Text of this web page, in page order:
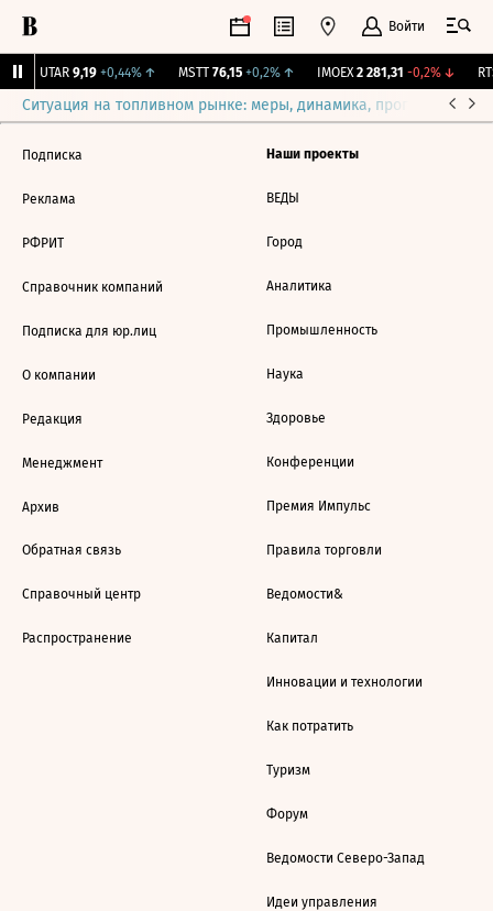
Войти
UTAR 9,19 +0,44%↑ MSTT 76,15 +0,2%↑ IMOEX 2 281,31 -0,2%↓
Ситуация на топливном рынке: меры, динамика, прогнозы
Подписка
Реклама
РФРИТ
Справочник компаний
Подписка для юр.лиц
О компании
Редакция
Менеджмент
Архив
Обратная связь
Справочный центр
Распространение
Наши проекты
ВЕДЫ
Город
Аналитика
Промышленность
Наука
Здоровье
Конференции
Премия Импульс
Правила торговли
Ведомости&
Капитал
Инновации и технологии
Как потратить
Туризм
Форум
Ведомости Северо-Запад
Идеи управления